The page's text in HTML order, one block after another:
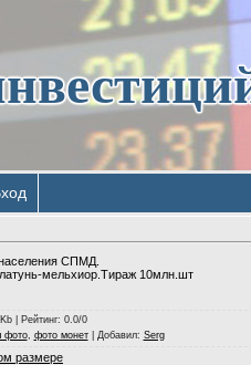
СПМД.
мельхиор.Тираж 10млн.шт
| Рейтинг: 0.0/0
фото, фото монет| Добавил: Serg
размере